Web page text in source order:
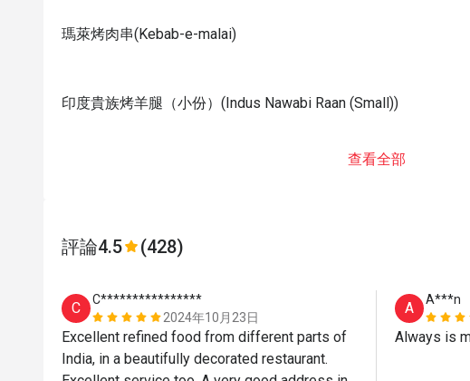
瑪萊烤肉串(Kebab-e-malai)
印度貴族烤羊腿（小份）(Indus Nawabi Raan (Small))
查看全部
評論4.5 (428)
C
C****************
2024年10月23日
Excellent refined food from different parts of
India, in a beautifully decorated restaurant.
A
A***n